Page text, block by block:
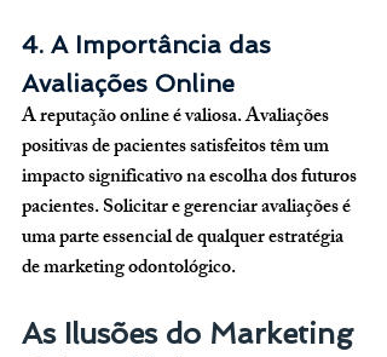
4. A Importância das
Avaliações Online
A reputação online é valiosa. Avaliações
positivas de pacientes satisfeitos têm um
impacto significativo na escolha dos futuros
pacientes. Solicitar e gerenciar avaliações é
uma parte essencial de qualquer estratégia
de marketing odontológico.
As Ilusões do Marketing